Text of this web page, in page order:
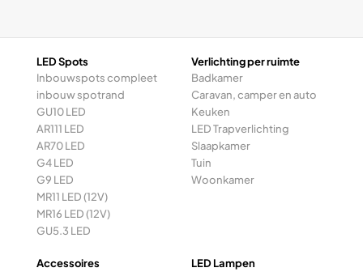
LED Spots
Inbouwspots compleet
inbouw spotrand
GU10 LED
AR111 LED
AR70 LED
G4 LED
G9 LED
MR11 LED (12V)
MR16 LED (12V)
GU5.3 LED
Verlichting per ruimte
Badkamer
Caravan, camper en auto
Keuken
LED Trapverlichting
Slaapkamer
Tuin
Woonkamer
Accessoires
LED Lampen